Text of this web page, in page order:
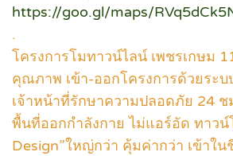
https://goo.gl/maps/
.
โครงการโมทาวน์ไลน์ เพชรเกษม
คุณภาพ เข้า-ออกโครงการด้วยระ
เจ้าหน้าที่รักษาความปลอดภัย 24 ช
พื้นที่ออกกำลังกาย ไม่แอร์อัด ทาวน์
Design”ใหญ่กว่า คุ้มค่ากว่า เข้าใน